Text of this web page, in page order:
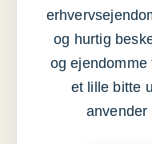
og hurtig
og
et lille bitte
anvender